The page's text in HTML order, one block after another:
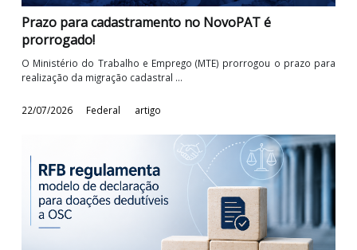
Prazo para cadastramento no NovoPAT é